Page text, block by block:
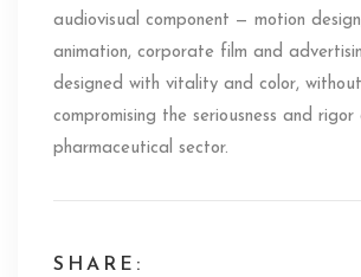
audiovisual component — motion
animation, corporate film and
designed with vitality and color,
compromising the seriousness and
pharmaceutical sector.
SHARE: